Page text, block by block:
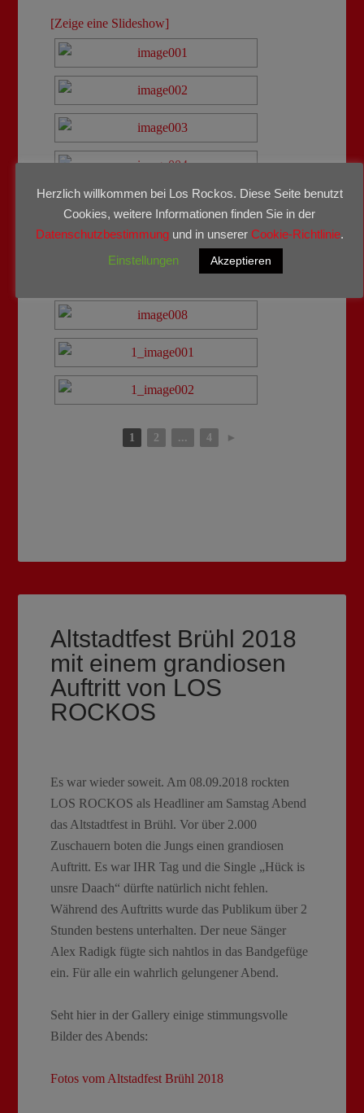
[Zeige eine Slideshow]
1 2 ... 4 ►
Altstadtfest Brühl 2018
mit einem grandiosen
Auftritt von LOS
ROCKOS
Es war wieder soweit. Am 08.09.2018 rockten
LOS ROCKOS als Headliner am Samstag Abend
das Altstadtfest in Brühl. Vor über 2.000
Zuschauern boten die Jungs einen grandiosen
Auftritt. Es war IHR Tag und die Single „Hück is
unsre Daach“ dürfte natürlich nicht fehlen.
Während des Auftritts wurde das Publikum über 2
Stunden bestens unterhalten. Der neue Sänger
Alex Radigk fügte sich nahtlos in das Bandgefüge
ein. Für alle ein wahrlich gelungener Abend.
Seht hier in der Gallery einige stimmungsvolle
Bilder des Abends:
Fotos vom Altstadfest Brühl 2018
Herzlich willkommen bei Los Rockos. Diese Seite benutzt
Cookies, weitere Informationen finden Sie in der
Datenschutzbestimmungund in unserer Cookie-Richtlinie.
Einstellungen
Akzeptieren